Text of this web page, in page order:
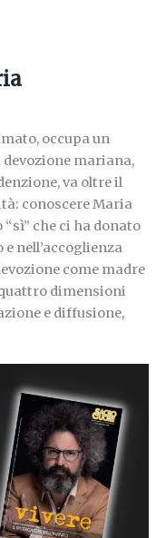
occupa un
mariana,
va oltre il
conoscere Maria
che ci ha donato
nell’accoglienza
come madre
dimensioni
e diffusione,